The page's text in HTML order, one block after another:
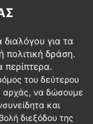
για τα
πολιτική δράση.
περίπτερα.
του δεύτερου
αρχάς, να δώσουμε
και
διεξόδου της